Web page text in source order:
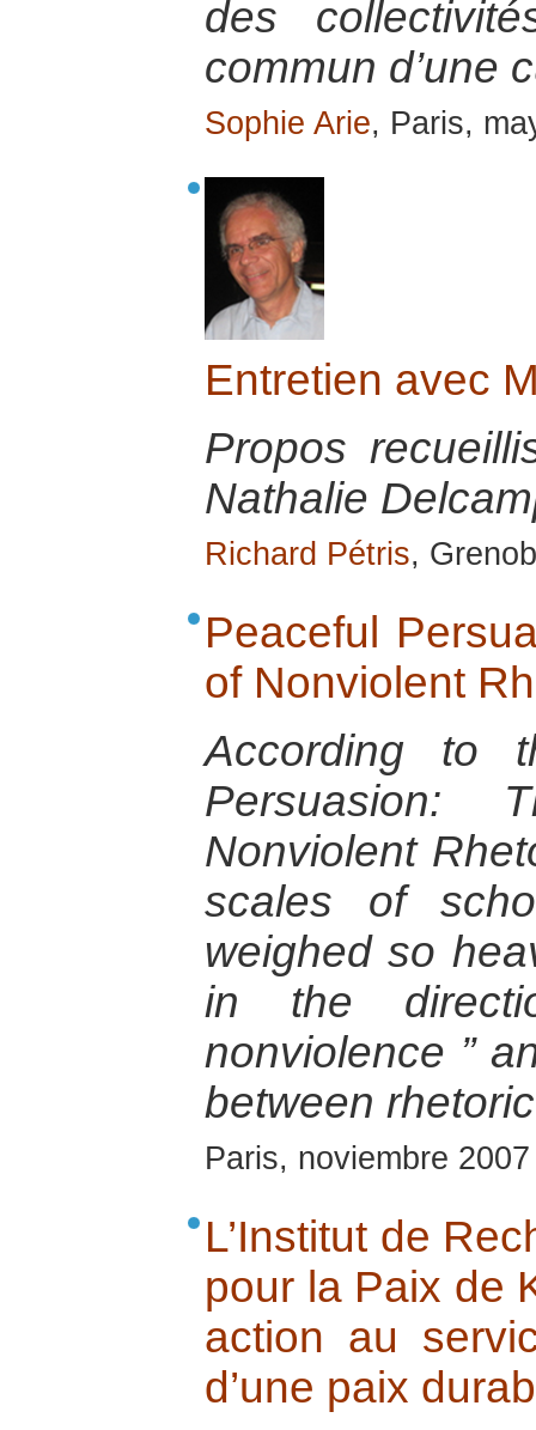
des
commun d’une
Sophie Arie, Paris,
Entretien avec
Propos
Nathalie
Richard Pétris,
Peaceful
of Nonviolent
According to
Persuasion:
Nonviolent
scales of
weighed so
in the
nonviolence ”
between
Paris, noviembre 2007
L’Institut de
pour la Paix de
action au
d’une paix